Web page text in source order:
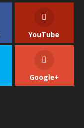
YouTube
Google+